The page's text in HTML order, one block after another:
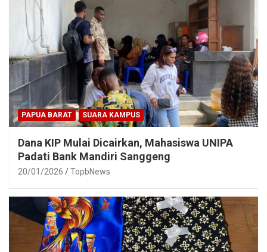
PAPUA BARAT SUARA KAMPUS
Dana KIP Mulai Dicairkan, Mahasiswa UNIPA
Padati Bank Mandiri Sanggeng
20/01/2026 TopbNews